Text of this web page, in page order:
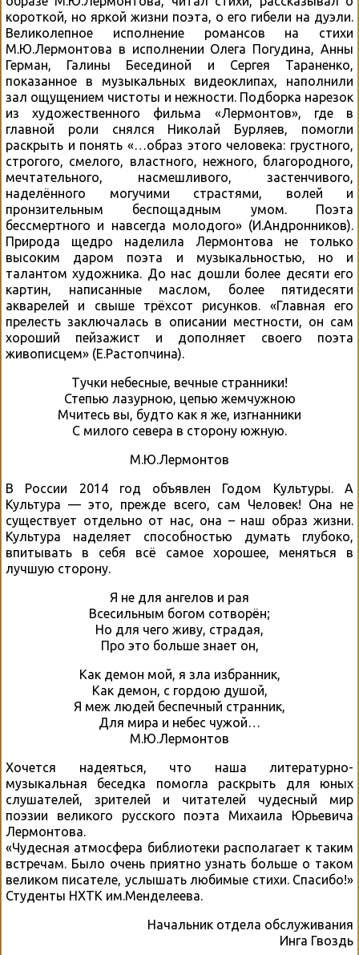
короткой, но яркой жизни поэта, о его гибели на дуэли.
Великолепное исполнение романсов на стихи
М.Ю.Лермонтова в исполнении Олега Погудина, Анны
Герман, Галины Бесединой и Сергея Тараненко,
показанное в музыкальных видеоклипах, наполнили
зал ощущением чистоты и нежности. Подборка нарезок
из художественного фильма «Лермонтов», где в
главной роли снялся Николай Бурляев, помогли
раскрыть и понять «…образ этого человека: грустного,
строгого, смелого, властного, нежного, благородного,
мечтательного, насмешливого, застенчивого,
наделённого могучими страстями, волей и
пронзительным беспощадным умом. Поэта
бессмертного и навсегда молодого» (И.Андронников).
Природа щедро наделила Лермонтова не только
высоким даром поэта и музыкальностью, но и
талантом художника. До нас дошли более десяти его
картин, написанные маслом, более пятидесяти
акварелей и свыше трёхсот рисунков. «Главная его
прелесть заключалась в описании местности, он сам
хороший пейзажист и дополняет своего поэта
живописцем» (Е.Растопчина).
Тучки небесные, вечные странники!
Степью лазурною, цепью жемчужною
Мчитесь вы, будто как я же, изгнанники
С милого севера в сторону южную.
М.Ю.Лермонтов
В России 2014 год объявлен Годом Культуры. А
Культура — это, прежде всего, сам Человек! Она не
существует отдельно от нас, она – наш образ жизни.
Культура наделяет способностью думать глубоко,
впитывать в себя всё самое хорошее, меняться в
лучшую сторону.
Я не для ангелов и рая
Всесильным богом сотворён;
Но для чего живу, страдая,
Про это больше знает он,
Как демон мой, я зла избранник,
Как демон, с гордою душой,
Я меж людей беспечный странник,
Для мира и небес чужой…
М.Ю.Лермонтов
Хочется надеяться, что наша литературно-
музыкальная беседка помогла раскрыть для юных
слушателей, зрителей и читателей чудесный мир
поэзии великого русского поэта Михаила Юрьевича
Лермонтова.
«Чудесная атмосфера библиотеки располагает к таким
встречам. Было очень приятно узнать больше о таком
великом писателе, услышать любимые стихи. Спасибо!»
Студенты НХТК им.Менделеева.
Начальник отдела обслуживания
Инга Гвоздь